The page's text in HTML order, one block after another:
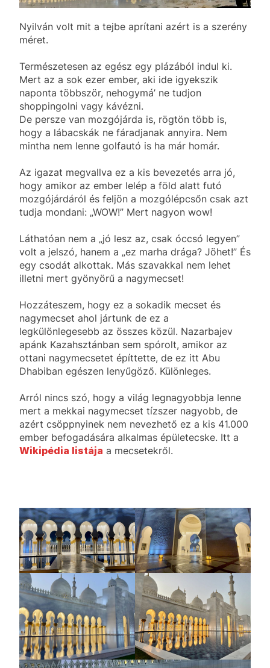
Nyilván volt mit a tejbe aprítani azért is a szerény
méret.
Természetesen az egész egy plázából indul ki.
Mert az a sok ezer ember, aki ide igyekszik
naponta többször, nehogymá’ ne tudjon
shoppingolni vagy kávézni.
De persze van mozgójárda is, rögtön több is,
hogy a lábacskák ne fáradjanak annyira. Nem
mintha nem lenne golfautó is ha már homár.
Az igazat megvallva ez a kis bevezetés arra jó,
hogy amikor az ember lelép a föld alatt futó
mozgójárdáról és feljön a mozgólépcsőn csak azt
tudja mondani: „WOW!” Mert nagyon wow!
Láthatóan nem a „jó lesz az, csak óccsó legyen”
volt a jelszó, hanem a „ez marha drága? Jöhet!” És
egy csodát alkottak. Más szavakkal nem lehet
illetni mert gyönyörű a nagymecset!
Hozzáteszem, hogy ez a sokadik mecset és
nagymecset ahol jártunk de ez a
legkülönlegesebb az összes közül. Nazarbajev
apánk Kazahsztánban sem spórolt, amikor az
ottani nagymecsetet építtette, de ez itt Abu
Dhabiban egészen lenyűgöző. Különleges.
Arról nincs szó, hogy a világ legnagyobbja lenne
mert a mekkai nagymecset tízszer nagyobb, de
azért csöppnyinek nem nevezhető ez a kis 41.000
ember befogadására alkalmas épületecske. Itt a
Wikipédia listája a mecsetekről.